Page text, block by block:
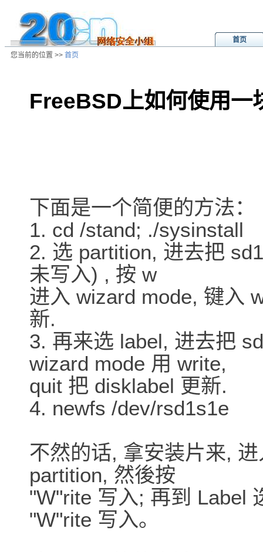
首页
您当前的位置 >> 首页
FreeBSD上如何使用一
下面是一个简便的方法：
1. cd /stand; ./sysinstall
2. 选 partition, 进去把
未写入) , 按 w
进入 wizard mode, 键入
新.
3. 再来选 label, 进去把
wizard mode 用 write,
quit 把 disklabel 更新.
4. newfs /dev/rsd1s1e
不然的话, 拿安装片来,
partition, 然後按
"W"rite 写入; 再到 Label
"W"rite 写入。